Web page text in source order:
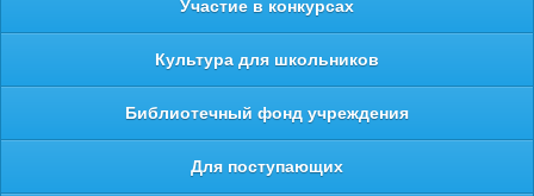
Участие в конкурсах
Культура для школьников
Библиотечный фонд учреждения
Для поступающих